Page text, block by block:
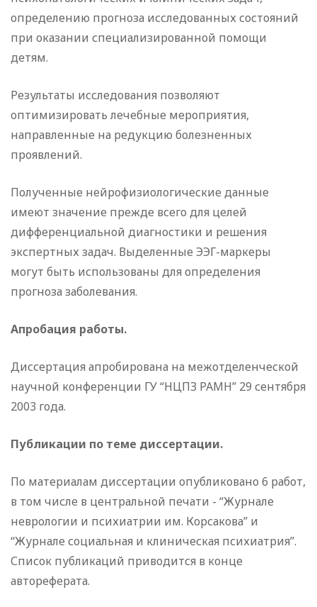
определению прогноза исследованных состояний
при оказании специализированной помощи
детям.
Результаты исследования позволяют
оптимизировать лечебные мероприятия,
направленные на редукцию болезненных
проявлений.
Полученные нейрофизиологические данные
имеют значение прежде всего для целей
дифференциальной диагностики и решения
экспертных задач. Выделенные ЭЭГ-маркеры
могут быть использованы для определения
прогноза заболевания.
Апробация работы.
Диссертация апробирована на межотделенческой
научной конференции ГУ “НЦПЗ РАМН” 29 сентября
2003 года.
Публикации по теме диссертации.
По материалам диссертации опубликовано 6 работ,
в том числе в центральной печати - “Журнале
неврологии и психиатрии им. Корсакова” и
“Журнале социальная и клиническая психиатрия”.
Список публикаций приводится в конце
автореферата.